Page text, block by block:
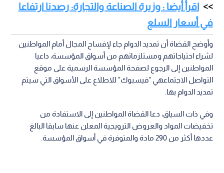
اقرأ أيضا : وزيرة الصناعة والتجارة: رصدنا ارتفاعا
في أسعار السلع
وأوضح القضاة أن تمديد الدوام جاء لإفساح المجال أمام المواطنين
لشراء احتياجاتهم ومستلزماتهم من أسواق المؤسسة، داعيا
المواطنين إلى الرجوع لصفحة المؤسسة الرسمية على موقع
التواصل الاجتماعهي "فيسبوك" للاطلاع على الأسواق التي سيتم
تمديد الدوام بها.
وفي ذات السياق، دعا القضاة المواطنين إلى الاستفادة من
تخفيضات المواد والعروض الترويجية المعلن عنها سابقا البالغ
عددها أكثر من 290 مادة والمتوفرة في أسواق المؤسسة.